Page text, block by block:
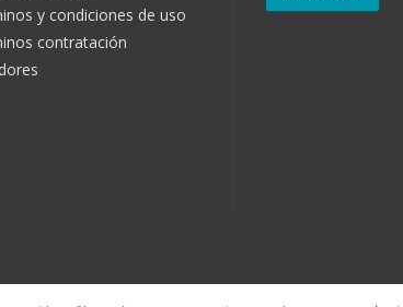
y condiciones de uso
contratación